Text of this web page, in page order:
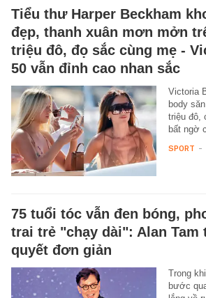
Tiểu thư Harper Beckham
đẹp, thanh xuân mơn mởn
triệu đô, đọ sắc cùng mẹ -
50 vẫn đỉnh cao nhan sắc
Victoria
body
triệu đô,
bất ngờ
SPORT -
75 tuổi tóc vẫn đen bóng,
trai trẻ "chạy dài": Alan Tam
quyết đơn giản
Trong
bước